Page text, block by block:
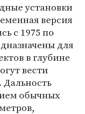
установки
версия
с 1975 по
для
в глубине
вести
обычных